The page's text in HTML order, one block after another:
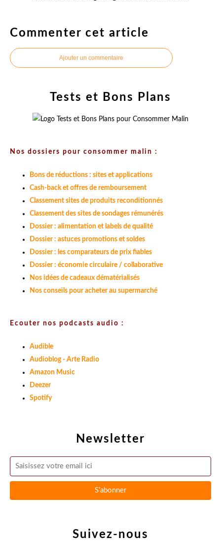
Commenter cet article
Ajouter un commentaire
Newsletter
Suivez-nous
Tests et Bons Plans
Nos dossiers pour consommer malin :
Bons de réductions : sites et applications
Cash-back et offres de remboursement
Classement sites de produits reconditionnés
Classement des sites de sondages rémunérés
Dossier : alimentation et labels de qualité
Dossier : astuces promotions et soldes
Dossier : les comparateurs de prix fiables
Dossier : économie circulaire / collaborative
Nos idées de cadeaux dématérialisés
Nos conseils pour acheter au supermarché
Ecouter nos podcasts audio :
Audible
Audioblog - Arte Radio
Amazon Music
Deezer
Spotify